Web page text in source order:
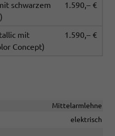
schwarzem
1.590,– €
mit
Concept)
1.590,– €
Mittelarmlehne
elektrisch